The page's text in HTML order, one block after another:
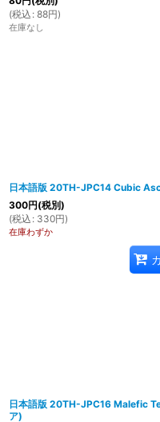
(税込 : 88円)
在庫なし
日本語版 20TH-JPC14 Cubic
300円(税別)
(税込 : 330円)
在庫わずか
日本語版 20TH-JPC16 Malefic
ア)